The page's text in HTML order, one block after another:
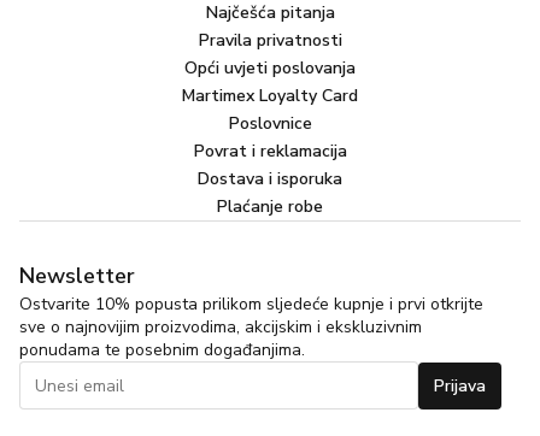
Najčešća pitanja
Pravila privatnosti
Opći uvjeti poslovanja
Martimex Loyalty Card
Poslovnice
Povrat i reklamacija
Dostava i isporuka
Plaćanje robe
Newsletter
Ostvarite 10% popusta prilikom sljedeće kupnje i prvi otkrijte
sve o najnovijim proizvodima, akcijskim i ekskluzivnim
ponudama te posebnim događanjima.
Prijava